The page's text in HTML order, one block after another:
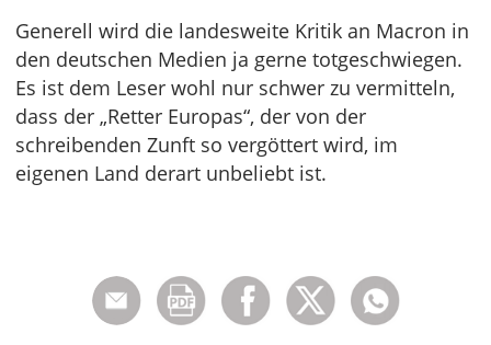
Generell wird die landesweite Kritik an Macron in
den deutschen Medien ja gerne totgeschwiegen.
Es ist dem Leser wohl nur schwer zu vermitteln,
dass der „Retter Europas“, der von der
schreibenden Zunft so vergöttert wird, im
eigenen Land derart unbeliebt ist.